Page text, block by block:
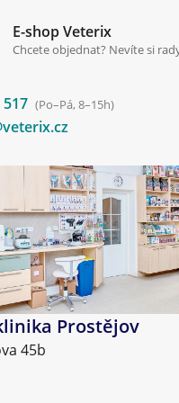
podmínky používání
E-shop Veterix
Chcete objednat? Nevíte si
517 (Po–Pá, 8–15h)
Prostějov
45b